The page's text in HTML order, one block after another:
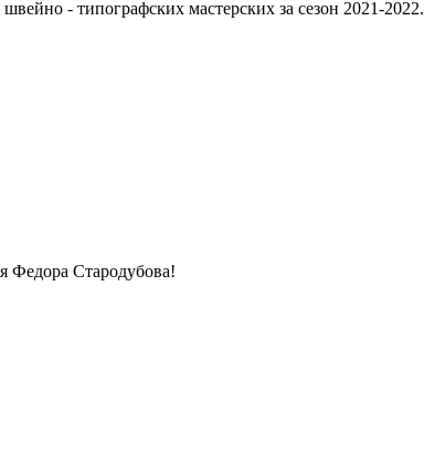
- типографских мастерских за сезон 2021-2022.
Федора Стародубова!